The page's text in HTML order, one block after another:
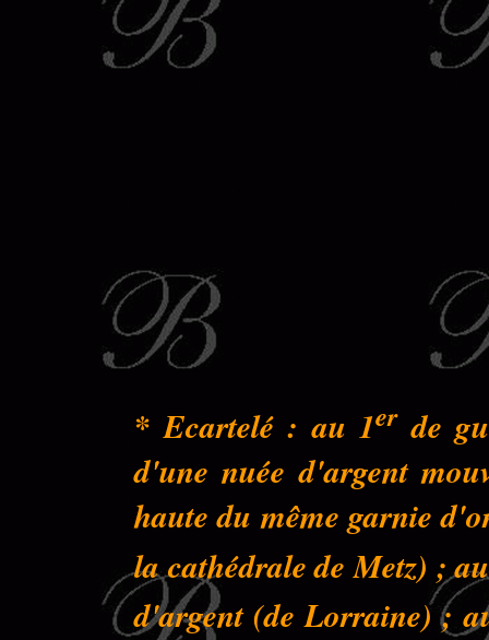
* Ecartelé : au 1erde
d'une nuée d'argent
haute du même garnie
la cathédrale de Metz) ;
d'argent (de Lorraine) ;